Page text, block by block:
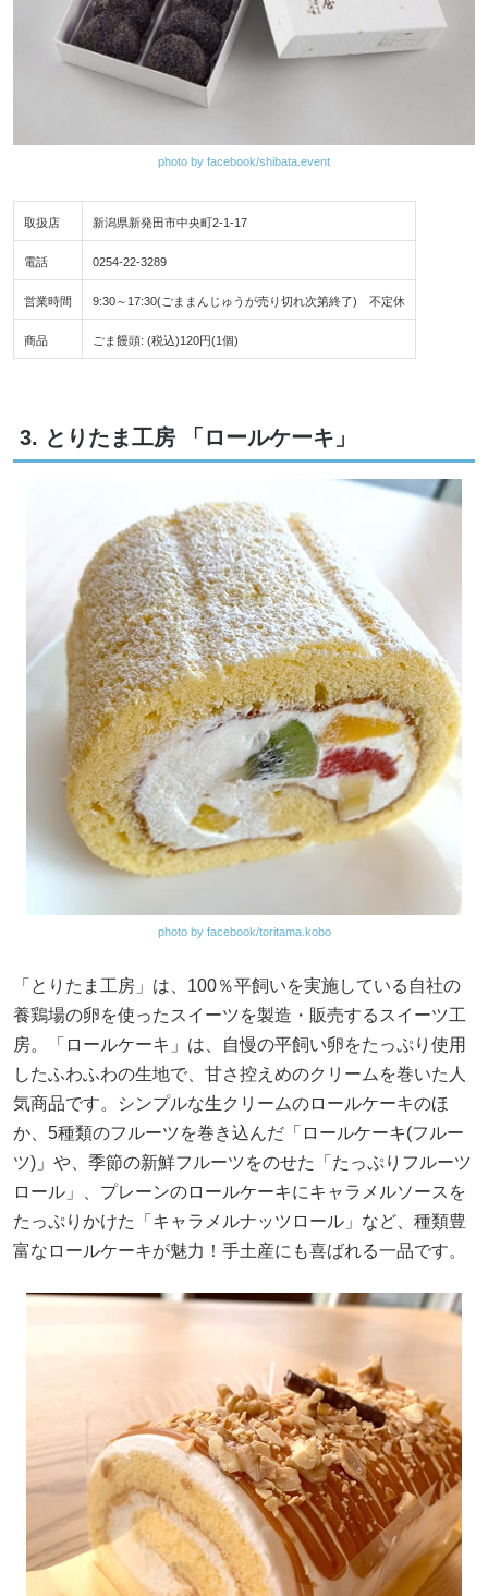
photo by facebook/shibata.event
取扱店 新潟県新発田市中央町2-1-17
電話 0254-22-3289
営業時間 9:30～17:30(ごままんじゅうが売り切れ次第終了) 不定休
商品 ごま饅頭: (税込)120円(1個)
3. とりたま工房 「ロールケーキ」
photo by facebook/toritama.kobo
「とりたま工房」は、100％平飼いを実施している自社の
養鶏場の卵を使ったスイーツを製造・販売するスイーツ工
房。「ロールケーキ」は、自慢の平飼い卵をたっぷり使用
したふわふわの生地で、甘さ控えめのクリームを巻いた人
気商品です。シンプルな生クリームのロールケーキのほ
か、5種類のフルーツを巻き込んだ「ロールケーキ(フルー
ツ)」や、季節の新鮮フルーツをのせた「たっぷりフルーツ
ロール」、プレーンのロールケーキにキャラメルソースを
たっぷりかけた「キャラメルナッツロール」など、種類豊
富なロールケーキが魅力！手土産にも喜ばれる一品です。